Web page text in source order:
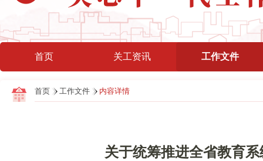
首页 关工资讯 工作文件
首页 工作文件 内容详情
关于统筹推进全省教育